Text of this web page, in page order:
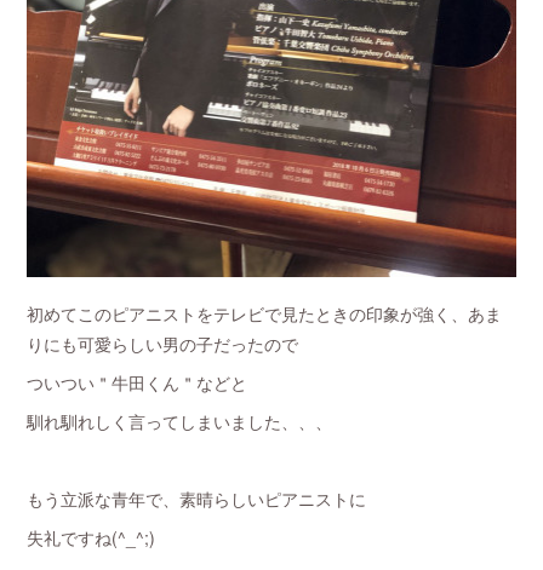
初めてこのピアニストをテレビで見たときの印象が強く、あま
りにも可愛らしい男の子だったので
ついつい＂牛田くん＂などと
馴れ馴れしく言ってしまいました、、、
もう立派な青年で、素晴らしいピアニストに
失礼ですね(^_^;)